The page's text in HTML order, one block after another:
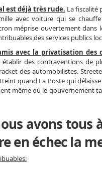
est déjà très rude. La fiscalité
avec voiture qui se chauffe
méprise ouvertement dans
des services publics
avec la privatisation des
des contraventions de
des automobilistes.
quand La Poste qui
même où le gouvernement
avons tous
en échec la